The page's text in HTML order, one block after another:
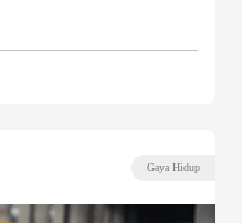
Gaya Hidup